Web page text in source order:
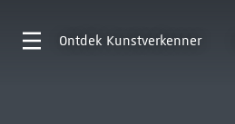
Ontdek Kunstverkenner